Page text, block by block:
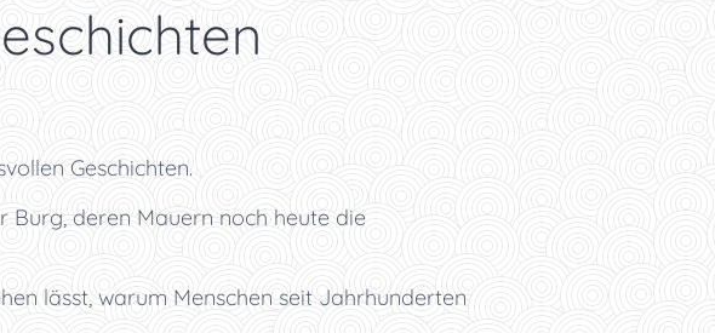
Geschichten.
Burg, deren Mauern noch heute die
lässt, warum Menschen seit Jahrhunderten